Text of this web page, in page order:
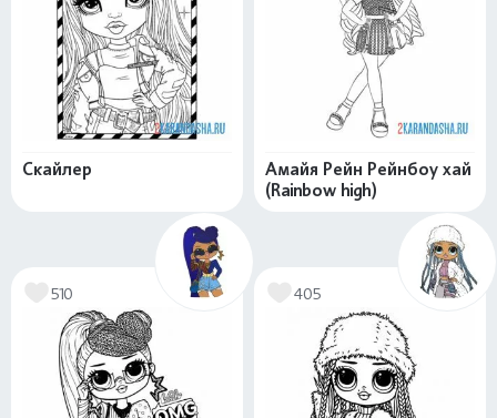
Скайлер
Амайя Рейн Рейнбоу хай
(Rainbow high)
510 405